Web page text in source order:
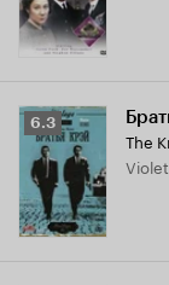
Рейтинг
Кинопоиска
6.3
6.3
The